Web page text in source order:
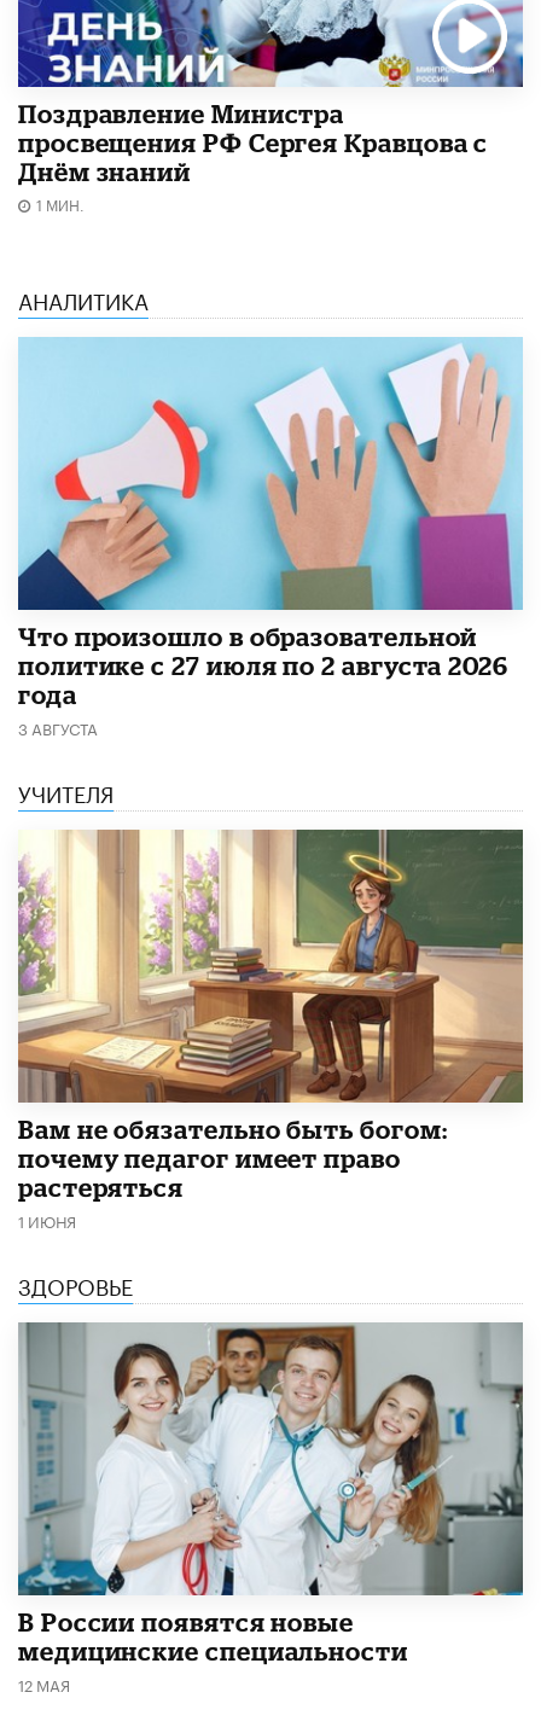
Поздравление Министра
просвещения РФ Сергея Кравцова с
Днём знаний
1 МИН.
АНАЛИТИКА
​Что произошло в образовательной
политике с 27 июля по 2 августа 2026
года
3 АВГУСТА
УЧИТЕЛЯ
​Вам не обязательно быть богом:
почему педагог имеет право
растеряться
1 ИЮНЯ
ЗДОРОВЬЕ
В России появятся новые
медицинские специальности
12 МАЯ